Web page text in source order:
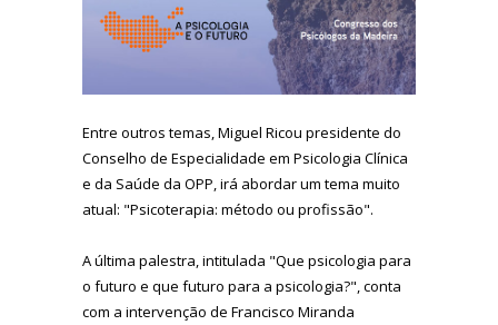
Entre outros temas, Miguel Ricou presidente do
Conselho de Especialidade em Psicologia Clínica
e da Saúde da OPP, irá abordar um tema muito
atual: "Psicoterapia: método ou profissão".
A última palestra, intitulada "Que psicologia para
o futuro e que futuro para a psicologia?", conta
com a intervenção de Francisco Miranda